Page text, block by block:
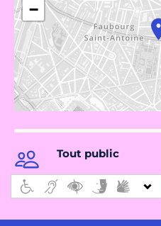
−
Tout public